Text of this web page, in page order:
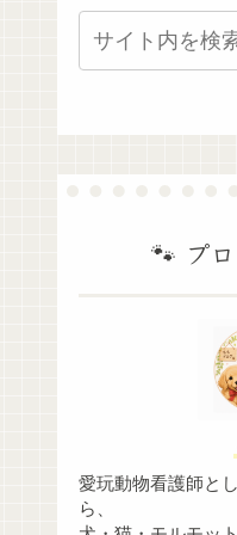
🐾 プ
愛玩動物看護師と
ら、